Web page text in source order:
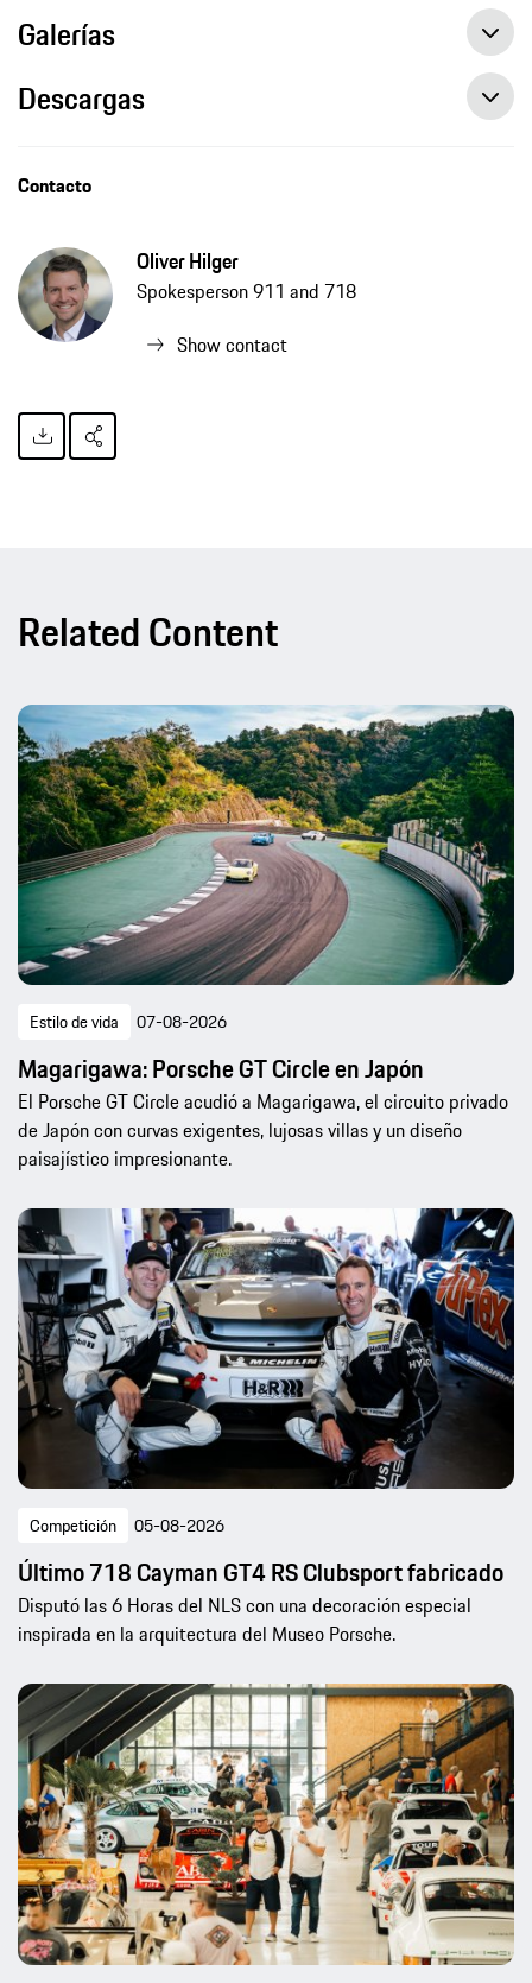
Galerías
Descargas
Contacto
Oliver Hilger
Spokesperson 911 and 718
Show contact
Related Content
Estilo de vida 07-08-2026
Magarigawa: Porsche GT Circle en Japón
El Porsche GT Circle acudió a Magarigawa, el circuito privado
de Japón con curvas exigentes, lujosas villas y un diseño
paisajístico impresionante.
Competición 05-08-2026
Último 718 Cayman GT4 RS Clubsport fabricado
Disputó las 6 Horas del NLS con una decoración especial
inspirada en la arquitectura del Museo Porsche.